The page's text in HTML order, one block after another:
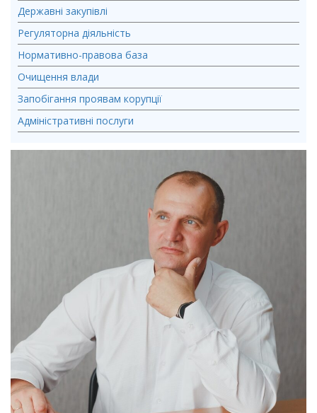
Державні закупівлі
Регуляторна діяльність
Нормативно-правова база
Очищення влади
Запобігання проявам корупції
Адміністративні послуги